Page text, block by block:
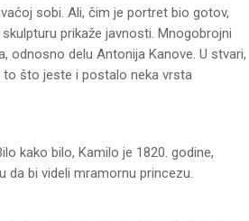
sobi. Ali, čim je portret bio gotov,
prikaže javnosti. Mnogobrojni
delu Antonija Kanove. U stvari,
to što jeste i postalo neka vrsta
kako bilo, Kamilo je 1820. godine,
bi videli mramornu princezu.